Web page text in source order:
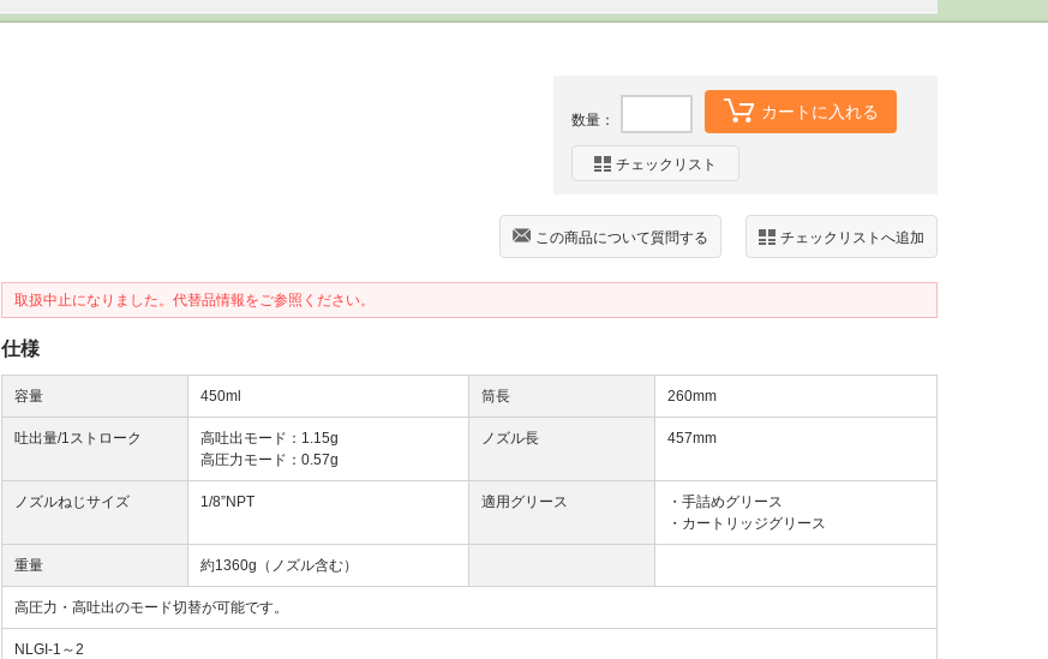
数量： カートに入れる
チェックリスト
チェックリストへ追加
この商品について質問する
取扱中止になりました。代替品情報をご参照ください。
仕様
容量 450ml 筒長 260mm
吐出量/1ストローク
高吐出モード：1.15g
高圧力モード：0.57g
ノズル長 457mm
ノズルねじサイズ 1/8”NPT 適用グリース
・手詰めグリース
・カートリッジグリース
重量 約1360g（ノズル含む）
高圧力・高吐出のモード切替が可能です。
NLGI-1～2